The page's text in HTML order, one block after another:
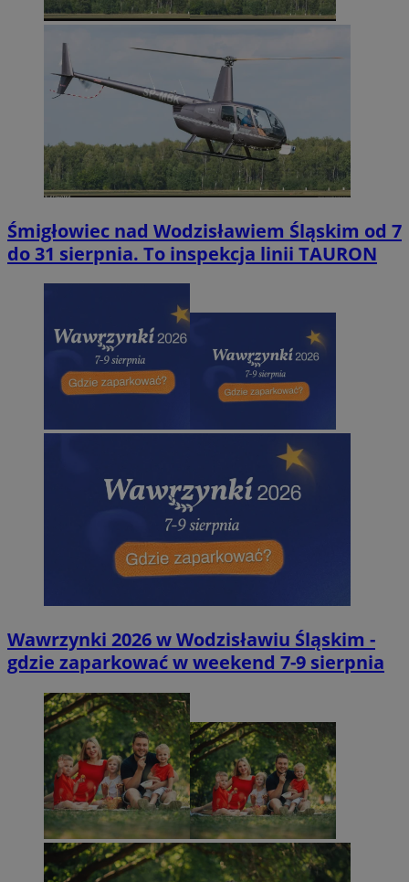
Śmigłowiec nad Wodzisławiem Śląskim od 7
do 31 sierpnia. To inspekcja linii TAURON
Wawrzynki 2026 w Wodzisławiu Śląskim -
gdzie zaparkować w weekend 7-9 sierpnia